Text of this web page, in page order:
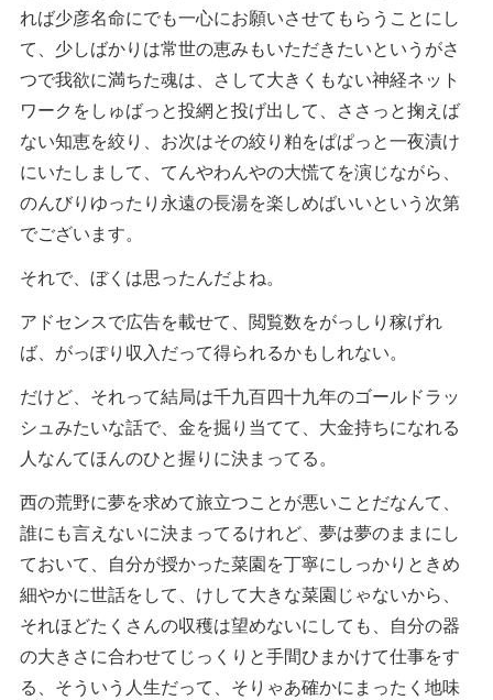
れば少彦名命にでも一心にお願いさせてもらうことにし
て、少しばかりは常世の恵みもいただきたいというがさ
つで我欲に満ちた魂は、さして大きくもない神経ネット
ワークをしゅばっと投網と投げ出して、ささっと掬えば
ない知恵を絞り、お次はその絞り粕をぱぱっと一夜漬け
にいたしまして、てんやわんやの大慌てを演じながら、
のんびりゆったり永遠の長湯を楽しめばいいという次第
でございます。
それで、ぼくは思ったんだよね。
アドセンスで広告を載せて、閲覧数をがっしり稼げれ
ば、がっぽり収入だって得られるかもしれない。
だけど、それって結局は千九百四十九年のゴールドラッ
シュみたいな話で、金を掘り当てて、大金持ちになれる
人なんてほんのひと握りに決まってる。
西の荒野に夢を求めて旅立つことが悪いことだなんて、
誰にも言えないに決まってるけれど、夢は夢のままにし
ておいて、自分が授かった菜園を丁寧にしっかりときめ
細やかに世話をして、けして大きな菜園じゃないから、
それほどたくさんの収穫は望めないにしても、自分の器
の大きさに合わせてじっくりと手間ひまかけて仕事をす
る、そういう人生だって、そりゃあ確かにまったく地味